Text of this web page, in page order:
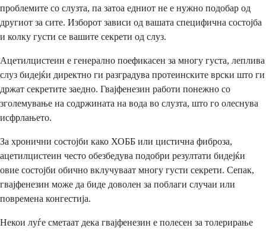
проблемите со слузта, па затоа едниот не е нужно подобар од
другиот за сите. Изборот зависи од вашата специфична состојба
и колку густи се вашите секрети од слуз.
Ацетилцистеин е генерално поефикасен за многу густа, леплива
слуз бидејќи директно ги разградува протеинските врски што ги
држат секретите заедно. Гвајфенезин работи понежно со
зголемување на содржината на вода во слузта, што го олеснува
исфрлањето.
За хронични состојби како ХОББ или цистична фиброза,
ацетилцистеин често обезбедува подобри резултати бидејќи
овие состојби обично вклучуваат многу густи секрети. Сепак,
гвајфенезин може да биде доволен за поблаги случаи или
повремена конгестија.
Некои луѓе сметаат дека гвајфенезин е полесен за толерирање